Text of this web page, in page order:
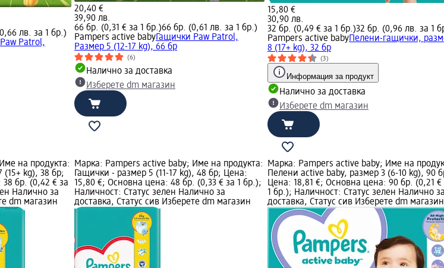
лв. за 1 бр.)
Patrol,
20,40 €
39,90 лв.
66 бр. (0,31 € за 1 бр.)66 бр. (0,61 лв. за 1 бр.)
Pampers active baby Гащички Paw Patrol,
Размер 5 (12-17 kg), 66 бр
(6)
Налично за доставка
Изберете dm магазин
15,80 €
30,90 лв.
32 бр. (0,49 € за 1 бр.)32 бр. (0,96 лв. за 1
Pampers active baby Пелени-гащички,
8 (17+ kg), 32 бр
(3)
Информация за продукт
Налично за доставка
Изберете dm магазин
на продукта:
(15+ kg), 38 бр;
бр. (0,42 € за
Налично за
dm магазин
Марка: Pampers active baby; Име на продукта:
Гащички - размер 5 (11-17 kg), 48 бр; Цена:
15,80 €; Основна цена: 48 бр. (0,33 € за 1 бр.);
Наличност: Статус зелен Налично за
доставка, Статус сив Изберете dm магазин
Марка: Pampers active baby; Име на
Пелени active baby, размер 3 (6-10 kg), 90
Цена: 18,81 €; Основна цена: 90 бр. (0,21 €
1 бр.); Наличност: Статус зелен Налично
доставка, Статус сив Изберете dm магазин